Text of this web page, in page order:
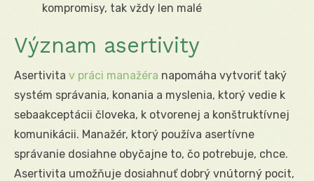
kompromisy, tak vždy len malé
Význam asertivity
Asertivita v práci manažéra napomáha vytvoriť taký
systém správania, konania a myslenia, ktorý vedie k
sebaakceptácii človeka, k otvorenej a konštruktívnej
komunikácii. Manažér, ktorý používa asertívne
správanie dosiahne obyčajne to, čo potrebuje, chce.
Asertivita umožňuje dosiahnuť dobrý vnútorný pocit,